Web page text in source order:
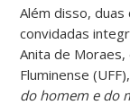
Além disso,
convidadas
Anita de
Fluminense
do homem e do